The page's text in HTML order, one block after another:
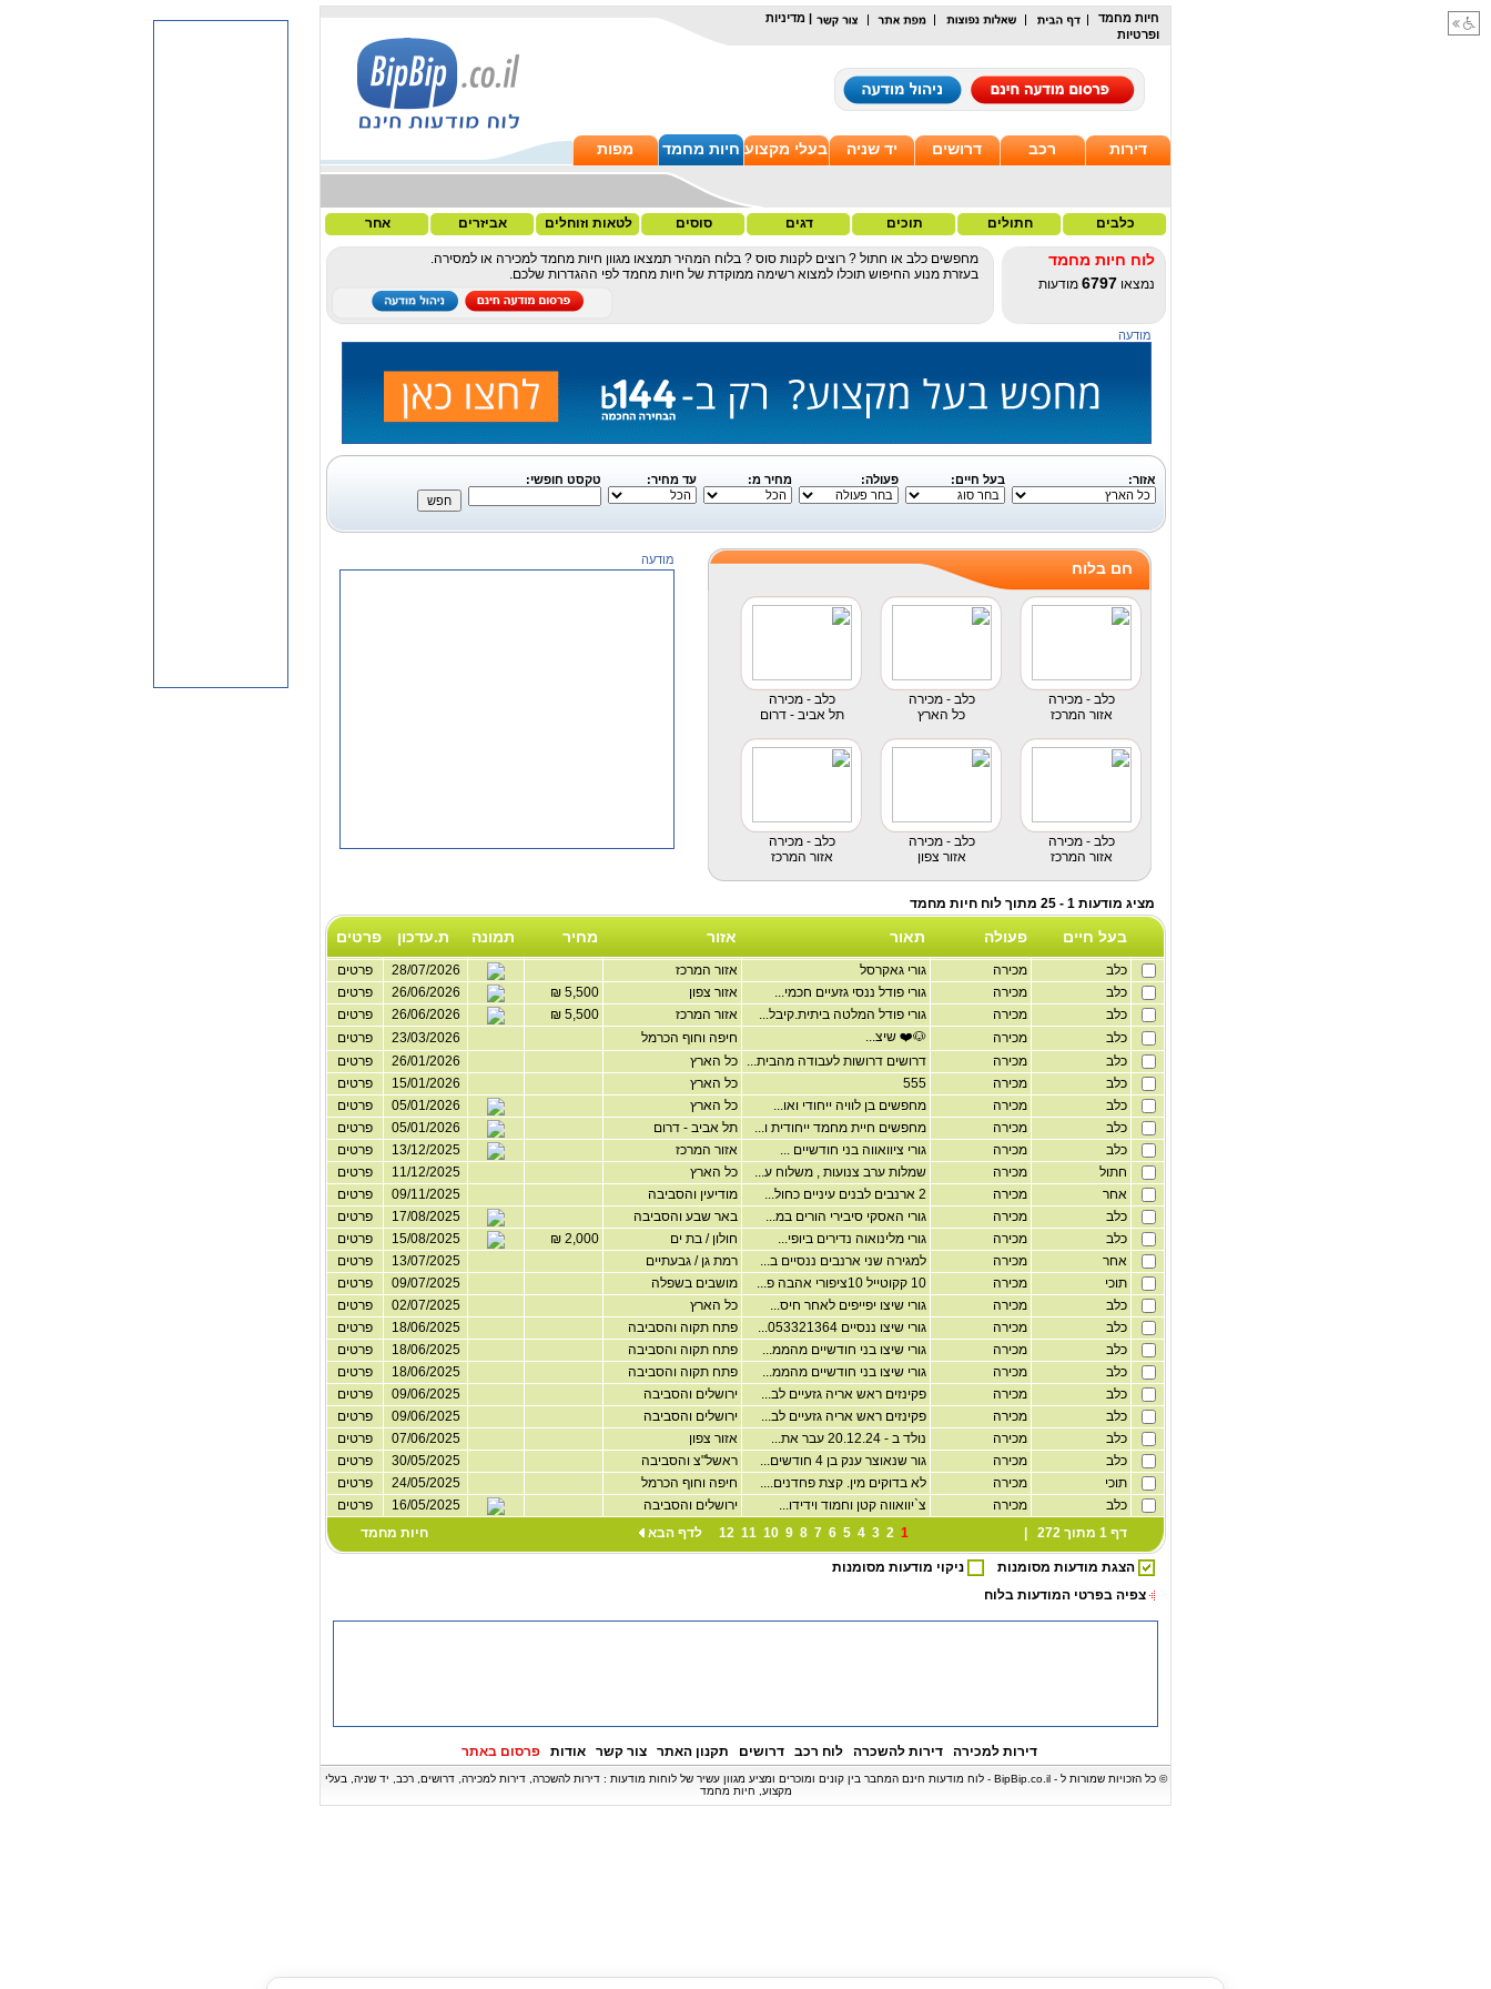
חיות מחמד
מדיניות
ופרטיות
דירות רכב דרושים יד שניה בעלי מקצוע חיות מחמד מפות
כלבים חתולים תוכים דגים סוסים לטאות וזוחלים אביזרים אחר
לוח חיות מחמד
נמצאו 6797 מודעות
מחפשים כלב או חתול ? רוצים לקנות סוס ? בלוח המהיר תמצאו מגוון חיות מחמד למכירה או למסירה.
בעזרת מנוע החיפוש תוכלו למצוא רשימה ממוקדת של חיות מחמד לפי ההגדרות שלכם.
מודעה
אזור: בעל חיים: פעולה: מחיר מ: עד מחיר: טקסט חופשי:
מודעה חם בלוח
כלב - מכירה
אזור המרכז
כלב - מכירה
כל הארץ
כלב - מכירה
תל אביב - דרום
כלב - מכירה
אזור המרכז
כלב - מכירה
אזור צפון
כלב - מכירה
אזור המרכז
מציג מודעות 1 - 25 מתוך לוח חיות מחמד
בעל חיים פעולה תאור אזור מחיר תמונה ת.עדכון פרטים
כלב מכירה גורי גאקרסל אזור המרכז 28/07/2026
פרטים
כלב
מכירה גורי פודל ננסי גזעיים חכמי... אזור צפון 26/06/2026
פרטים
כלב
מכירה גורי פודל המלטה ביתית.קיבל... אזור המרכז 26/06/2026
פרטים
כלב
מכירה 🐶❤️ שיצ... חיפה וחוף הכרמל 23/03/2026
פרטים
כלב
מכירה דרושים דרושות לעבודה מהבית... כל הארץ 26/01/2026
פרטים
כלב
מכירה כל הארץ 15/01/2026
פרטים
כלב
מכירה מחפשים בן לוויה ייחודי ואו... כל הארץ 05/01/2026
פרטים
כלב
מכירה מחפשים חיית מחמד ייחודית ו... תל אביב - דרום 05/01/2026
פרטים
כלב
מכירה גורי ציוואווה בני חודשיים ... אזור המרכז 13/12/2025
פרטים
חתול
מכירה שמלות ערב צנועות , משלוח ע... כל הארץ 11/12/2025
פרטים
אחר
מכירה מודיעין והסביבה 09/11/2025
פרטים
כלב
מכירה גורי האסקי סיבירי הורים במ... באר שבע והסביבה 17/08/2025
פרטים
כלב
מכירה גורי מלינואוה נדירים ביופי... חולון / בת ים 15/08/2025
פרטים
אחר
מכירה למגירה שני ארנבים ננסיים ב... רמת גן / גבעתיים 13/07/2025
פרטים
תוכי
מכירה מושבים בשפלה 09/07/2025
פרטים
כלב
מכירה גורי שיצו יפייפים לאחר חיס... כל הארץ 02/07/2025
פרטים
כלב
מכירה גורי שיצו ננסיים 053321364... פתח תקוה והסביבה 18/06/2025
פרטים
כלב
מכירה גורי שיצו בני חודשיים מהממ... פתח תקוה והסביבה 18/06/2025
פרטים
כלב
מכירה גורי שיצו בני חודשיים מהממ... פתח תקוה והסביבה 18/06/2025
פרטים
כלב
מכירה פקינזים ראש אריה גזעיים לב... ירושלים והסביבה 09/06/2025
פרטים
כלב
מכירה פקינזים ראש אריה גזעיים לב... ירושלים והסביבה 09/06/2025
פרטים
כלב
מכירה נולד ב - 20.12.24 עבר את... אזור צפון 07/06/2025
פרטים
כלב
מכירה גור שנאוצר ענק בן 4 חודשים... ראשל"צ והסביבה 30/05/2025
פרטים
תוכי
מכירה לא בדוקים מין. קצת פחדנים.... חיפה וחוף הכרמל 24/05/2025
פרטים
כלב
מכירה צ`יוואווה קטן וחמוד וידידו... ירושלים והסביבה 16/05/2025
פרטים
דף 1 מתוך 272 |
1
2
3
4
5
6
7
8
9
10
11
12 לדף הבא חיות מחמד
הצגת מודעות מסומנות
ניקוי מודעות מסומנות
צפיה בפרטי המודעות בלוח
דירות למכירה דירות להשכרה לוח רכב דרושים תקנון האתר צור קשר אודות פרסום באתר
© כל הזכויות שמורות ל - BipBip.co.il - לוח מודעות חינם המחבר בין קונים ומוכרים ומציע מגוון עשיר של לוחות מודעות : דירות להשכרה, דירות למכירה, דרושים, רכב, יד שניה, בעלי
מקצוע, חיות מחמד